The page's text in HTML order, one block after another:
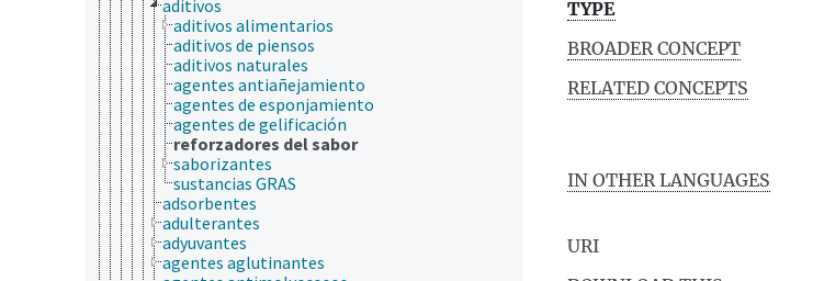
aditivos
aditivos alimentarios
aditivos de piensos
aditivos naturales
agentes antiañejamiento
agentes de esponjamiento
agentes de gelificación
reforzadores del sabor
saborizantes
sustancias GRAS
adsorbentes
adulterantes
adyuvantes
agentes aglutinantes
TYPE
BROADER CONCEPT
RELATED CONCEPTS
IN OTHER LANGUAGES
URI